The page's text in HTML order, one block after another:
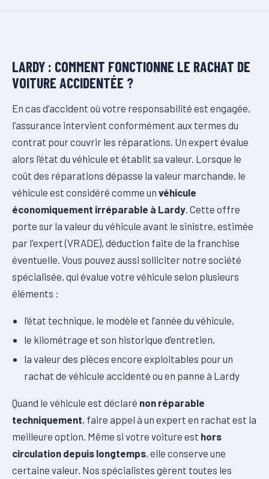
LARDY : COMMENT FONCTIONNE LE RACHAT DE
VOITURE ACCIDENTÉE ?
En cas d’accident où votre responsabilité est engagée,
l’assurance intervient conformément aux termes du
contrat pour couvrir les réparations. Un expert évalue
alors l’état du véhicule et établit sa valeur. Lorsque le
coût des réparations dépasse la valeur marchande, le
véhicule est considéré comme un véhicule
économiquement irréparable à Lardy . Cette offre
porte sur la valeur du véhicule avant le sinistre, estimée
par l'expert (VRADE), déduction faite de la franchise
éventuelle. Vous pouvez aussi solliciter notre société
spécialisée, qui évalue votre véhicule selon plusieurs
éléments :
l’état technique, le modèle et l’année du véhicule,
le kilométrage et son historique d’entretien,
la valeur des pièces encore exploitables pour un
rachat de véhicule accidenté ou en panne à Lardy
Quand le véhicule est déclaré non réparable
techniquement, faire appel à un expert en rachat est la
meilleure option. Même si votre voiture est hors
circulation depuis longtemps, elle conserve une
certaine valeur. Nos spécialistes gèrent toutes les